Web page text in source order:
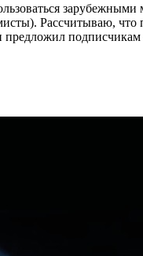
Рассчитываю,